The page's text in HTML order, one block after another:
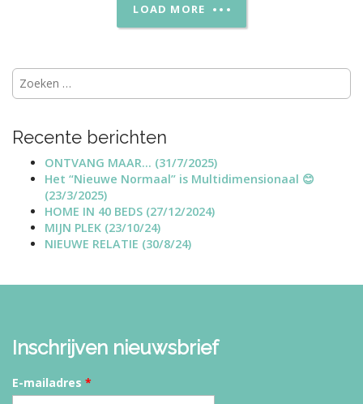
LOAD MORE
Recente berichten
ONTVANG MAAR… (31/7/2025)
Het “Nieuwe Normaal” is Multidimensionaal 😊
(23/3/2025)
HOME IN 40 BEDS (27/12/2024)
MIJN PLEK (23/10/24)
NIEUWE RELATIE (30/8/24)
Inschrijven nieuwsbrief
E-mailadres *